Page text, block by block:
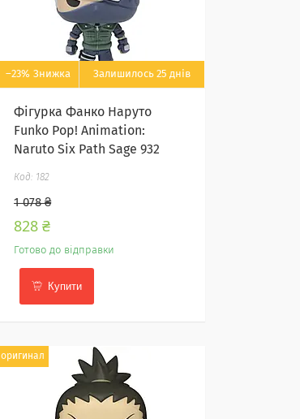
–23% Залишилось 25 днів
Фігурка Фанко Наруто
Funko Pop! Animation:
Naruto Six Path Sage 932
182
1 078 ₴
828 ₴
Готово до відправки
Купити
оригинал